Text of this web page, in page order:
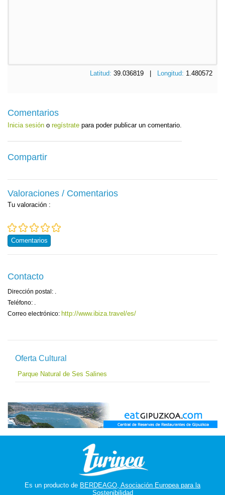
Latitud: 39.036819 | Longitud: 1.480572
Comentarios
Inicia sesión o regístrate para poder publicar un comentario.
Compartir
Valoraciones / Comentarios
Tu valoración :
Comentarios
Contacto
Dirección postal: .
Teléfono: .
Correo electrónico: http://www.ibiza.travel/es/
Oferta Cultural
Parque Natural de Ses Salines
Es un producto de BERDEAGO, Asociación Europea para la
Sostenibilidad